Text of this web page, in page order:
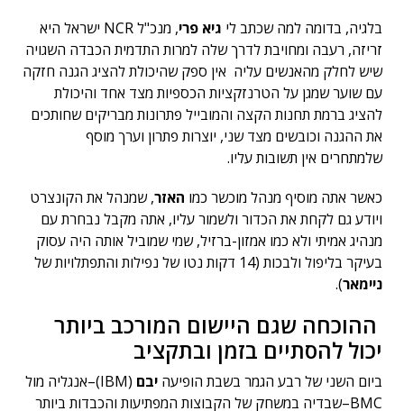
בלגיה, בדומה למה שכתב לי גיא פרי
, מנכ"ל NCR ישראל היא
זריזה, רעבה ומחויבת לדרך שלה למרות התדמית הכבדה השגויה
שיש לחלק מהאנשים עליה אין ספק שהיכולת להציג הגנה חזקה
עם שוער שמגן על הטרנזקציות הכספיות מצד אחד והיכולת
להציג ברמת תחנות הקצה והמובייל פתרונות מבריקים שחותכים
את ההגנה וכובשים מצד שני, יוצרות פתרון וערך מוסף
שלמתחרים אין תשובות עליו.
כאשר אתה מוסיף מנהל מוכשר כמו האזר, שמנהל את הקונצרט
ויודע גם לקחת את הכדור ולשמור עליו, אתה מקבל נבחרת עם
מנהיג אמיתי ולא כמו אמזון-ברזיל, שמי שמוביל אותה היה עסוק
בעיקר בליפול ולבכות (14 דקות נטו של נפילות והתפתלויות של
ניימאר).
ההוכחה שגם היישום המורכב ביותר
יכול להסתיים בזמן ובתקציב
ביום השני של רבע הגמר בשבת הופיעה יבם
(IBM)–אנגליה מול
BMC–שבדיה במשחק של הקבוצות המפתיעות והכבדות ביותר